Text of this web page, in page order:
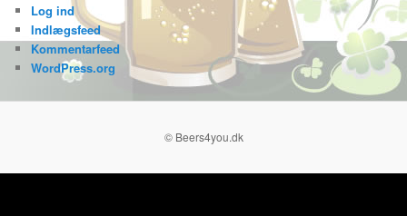
Log ind
Indlægsfeed
Kommentarfeed
WordPress.org
© Beers4you.dk